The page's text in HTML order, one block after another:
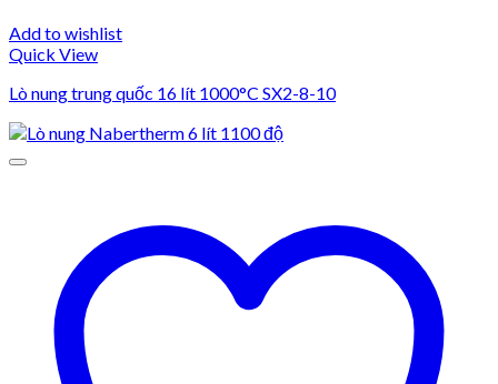
Add to wishlist
Quick View
Lò nung trung quốc 16 lít 1000°C SX2-8-10